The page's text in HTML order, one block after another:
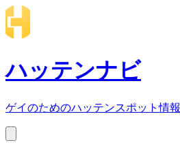
ハッテンナビ
ゲイのためのハッテンスポット情報